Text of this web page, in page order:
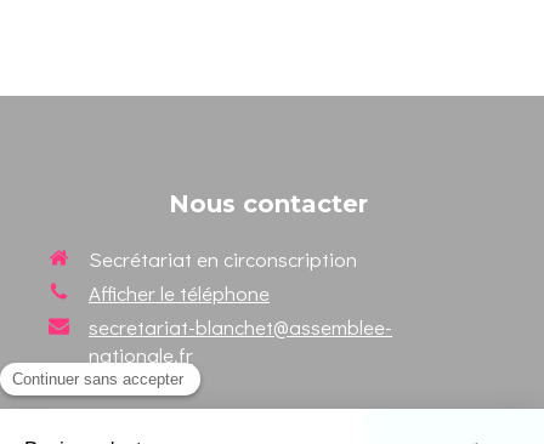
Nous contacter
Secrétariat en circonscription
Afficher le téléphone
secretariat-blanchet@assemblee-
nationale.fr